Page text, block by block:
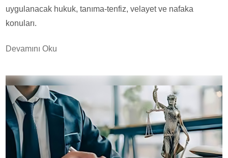
uygulanacak hukuk, tanıma-tenfiz, velayet ve nafaka
konuları.
Devamını Oku